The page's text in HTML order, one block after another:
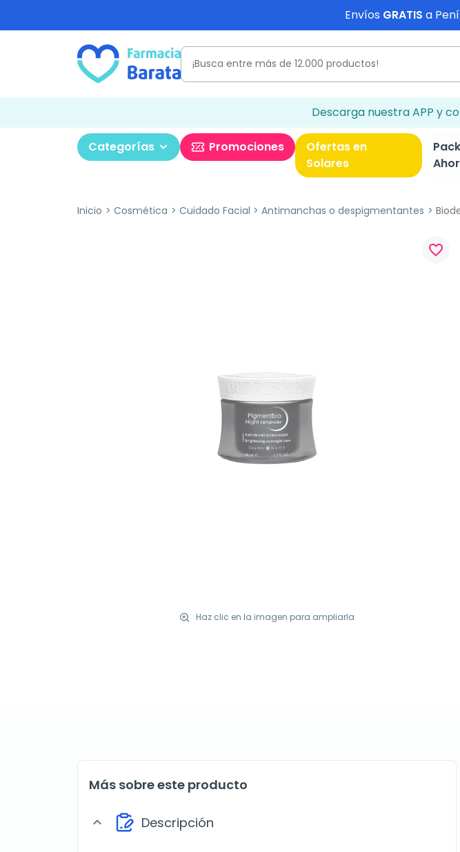
Envíos GRATIS a
Descarga nuestra APP y
Categorías Promociones
Ofertas en
Solares
Inicio Cosmética Cuidado Facial Antimanchas o despigmentantes
Haz clic en la imagen para ampliarla
favorite_border
Más sobre este producto
expand_more Descripción